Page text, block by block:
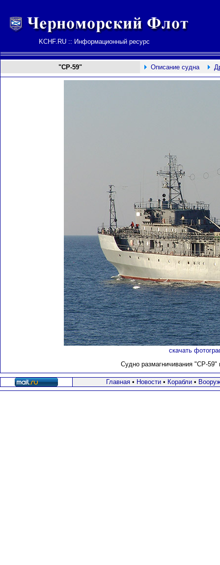
KCHF.RU :: Информационный ресурс
"СР-59" Описание судна
скачать
Судно размагничивания "СР-59"
Главная• Новости• Корабли•